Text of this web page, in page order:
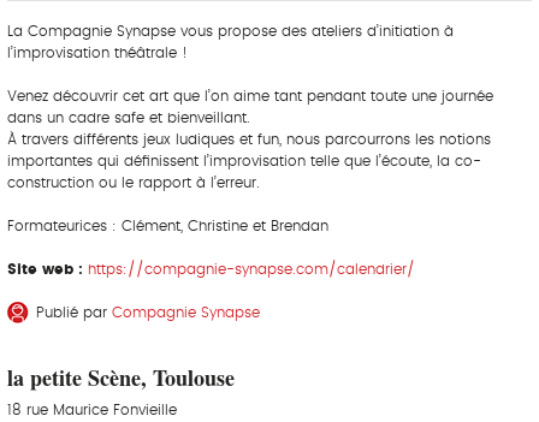
La Compagnie Synapse vous propose des ateliers d’initiation à
l’improvisation théâtrale !
Venez découvrir cet art que l’on aime tant pendant toute une journée
dans un cadre safe et bienveillant.
À travers différents jeux ludiques et fun, nous parcourrons les notions
importantes qui définissent l’improvisation telle que l’écoute, la co-
construction ou le rapport à l’erreur.
Formateurices : Clément, Christine et Brendan
Site web : https://compagnie-synapse.com/calendrier/
Publié par Compagnie Synapse
la petite Scène, Toulouse
18 rue Maurice Fonvieille